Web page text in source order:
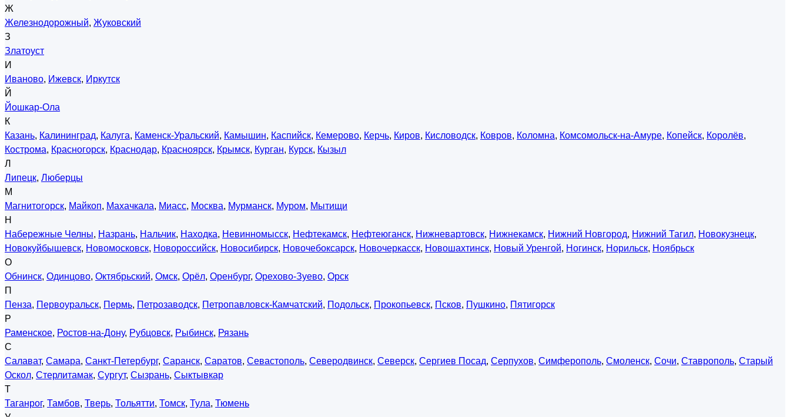
Ж
Железнодорожный, Жуковский
З
Златоуст
И
Иваново, Ижевск, Иркутск
Й
Йошкар-Ола
К
Казань, Калининград, Калуга, Каменск-Уральский, Камышин, Каспийск, Кемерово, Керчь, Киров, Кисловодск, Ковров, Коломна, Комсомольск-на-Амуре, Копейск, Королёв,
Кострома, Красногорск, Краснодар, Красноярск, Крымск, Курган, Курск, Кызыл
Л
Липецк, Люберцы
М
Магнитогорск, Майкоп, Махачкала, Миасс, Москва, Мурманск, Муром, Мытищи
Н
Набережные Челны, Назрань, Нальчик, Находка, Невинномысск, Нефтекамск, Нефтеюганск, Нижневартовск, Нижнекамск, Нижний Новгород, Нижний Тагил, Новокузнецк,
Новокуйбышевск, Новомосковск, Новороссийск, Новосибирск, Новочебоксарск, Новочеркасск, Новошахтинск, Новый Уренгой, Ногинск, Норильск, Ноябрьск
О
Обнинск, Одинцово, Октябрьский, Омск, Орёл, Оренбург, Орехово-Зуево, Орск
П
Пенза, Первоуральск, Пермь, Петрозаводск, Петропавловск-Камчатский, Подольск, Прокопьевск, Псков, Пушкино, Пятигорск
Р
Раменское, Ростов-на-Дону, Рубцовск, Рыбинск, Рязань
С
Салават, Самара, Санкт-Петербург, Саранск, Саратов, Севастополь, Северодвинск, Северск, Сергиев Посад, Серпухов, Симферополь, Смоленск, Сочи, Ставрополь, Старый
Оскол, Стерлитамак, Сургут, Сызрань, Сыктывкар
Т
Таганрог, Тамбов, Тверь, Тольятти, Томск, Тула, Тюмень